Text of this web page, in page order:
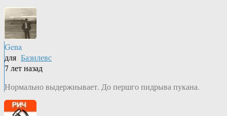
Gena
для Базилевс
7 лет назад
Нормально выдержиывает. До першго пидрыва пукана.